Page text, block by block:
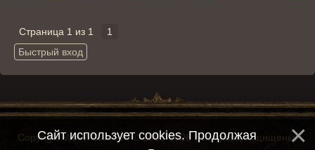
Страница 1 из 1 1
Copyright WoW-Game.ru © 2008-2026 Все права защищены.
Сайт использует cookies. Продолжая